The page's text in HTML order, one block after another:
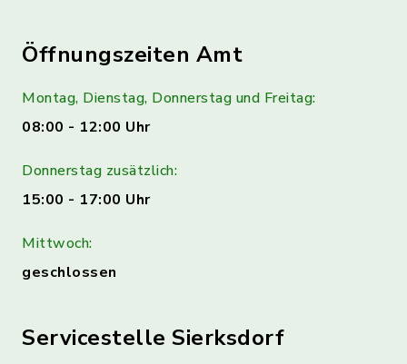
Öffnungszeiten Amt
Montag, Dienstag, Donnerstag und Freitag:
08:00 - 12:00 Uhr
Donnerstag zusätzlich:
15:00 - 17:00 Uhr
Mittwoch:
geschlossen
Servicestelle Sierksdorf